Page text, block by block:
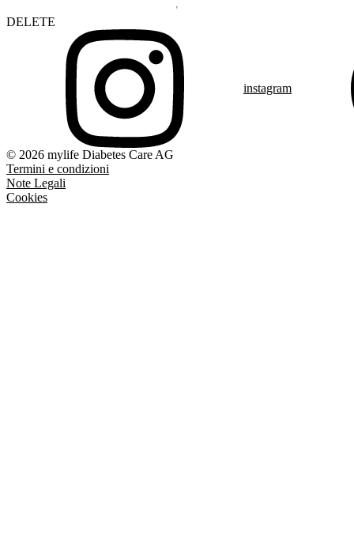
DELETE
instagram
© 2026 mylife Diabetes Care AG
Termini e condizioni
Note Legali
Cookies